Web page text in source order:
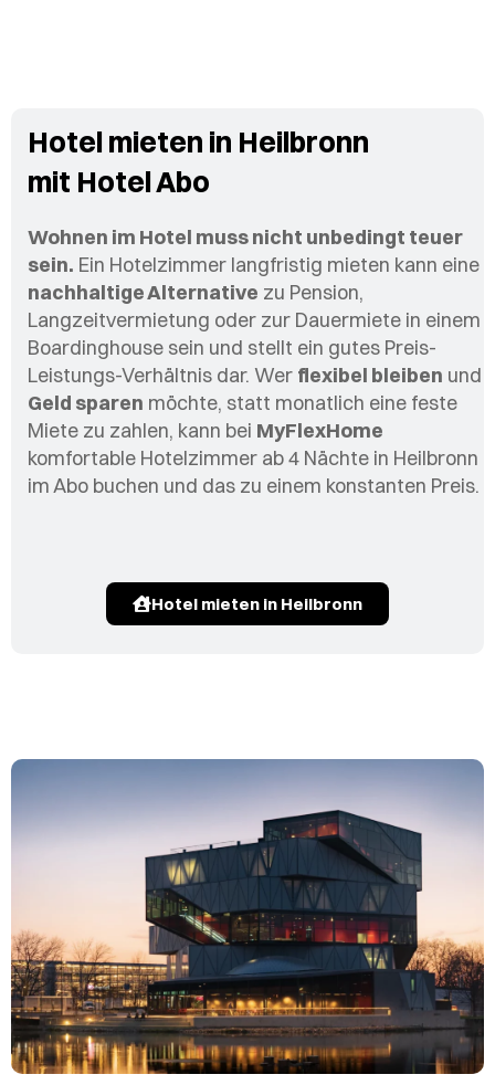
Hotel mieten in Heilbronn
mit Hotel Abo
Wohnen im Hotel muss nicht unbedingt teuer
sein. Ein Hotelzimmer langfristig mieten kann eine
nachhaltige Alternative zu Pension,
Langzeitvermietung oder zur Dauermiete in einem
Boardinghouse sein und stellt ein gutes Preis-
Leistungs-Verhältnis dar. Wer flexibel bleiben und
Geld sparen möchte, statt monatlich eine feste
Miete zu zahlen, kann bei MyFlexHome
komfortable Hotelzimmer ab 4 Nächte in Heilbronn
im Abo buchen und das zu einem konstanten Preis.
Hotel mieten in Heilbronn